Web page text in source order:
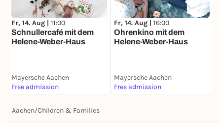
Fr, 14. Aug | 11:00
Schnullercafé mit dem
Helene-Weber-Haus
Mayersche Aachen
Free admission
Fr, 14. Aug | 16:00
Ohrenkino mit dem
Helene-Weber-Haus
Mayersche Aachen
Free admission
Aachen/Children & Families